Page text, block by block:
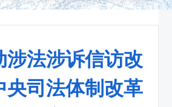
涉法涉诉信访改
司法体制改革